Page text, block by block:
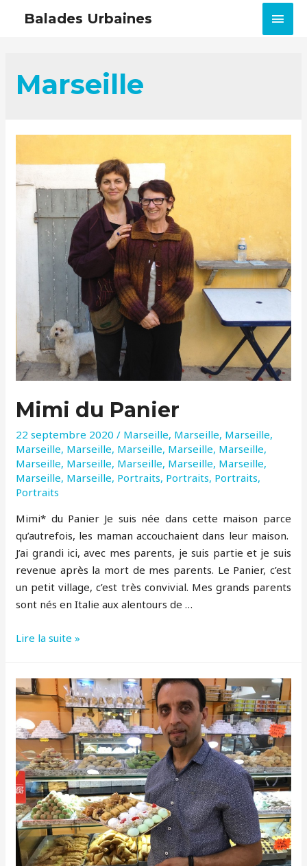
Balades Urbaines
Marseille
Mimi du Panier
22 septembre 2020 / Marseille, Marseille, Marseille,
Marseille, Marseille, Marseille, Marseille, Marseille,
Marseille, Marseille, Marseille, Marseille, Marseille,
Marseille, Marseille, Portraits, Portraits, Portraits,
Portraits
Mimi* du Panier Je suis née dans cette maison parce
qu’autrefois, les maman accouchaient dans leur maison.
J’ai grandi ici, avec mes parents, je suis partie et je suis
revenue après la mort de mes parents. Le Panier, c’est
un petit village, c’est très convivial. Mes grands parents
sont nés en Italie aux alentours de …
Mimi
Lire la suite »